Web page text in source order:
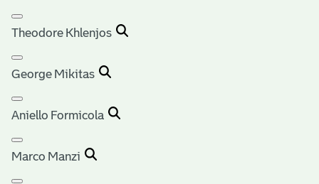
Theodore Khlenjos
George Mikitas
Aniello Formicola
Marco Manzi